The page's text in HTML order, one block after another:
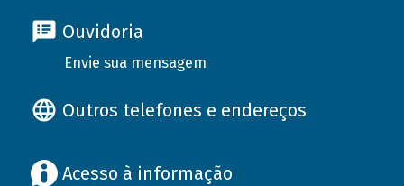
Ouvidoria
Envie sua mensagem
Outros telefones e endereços
Acesso à informação